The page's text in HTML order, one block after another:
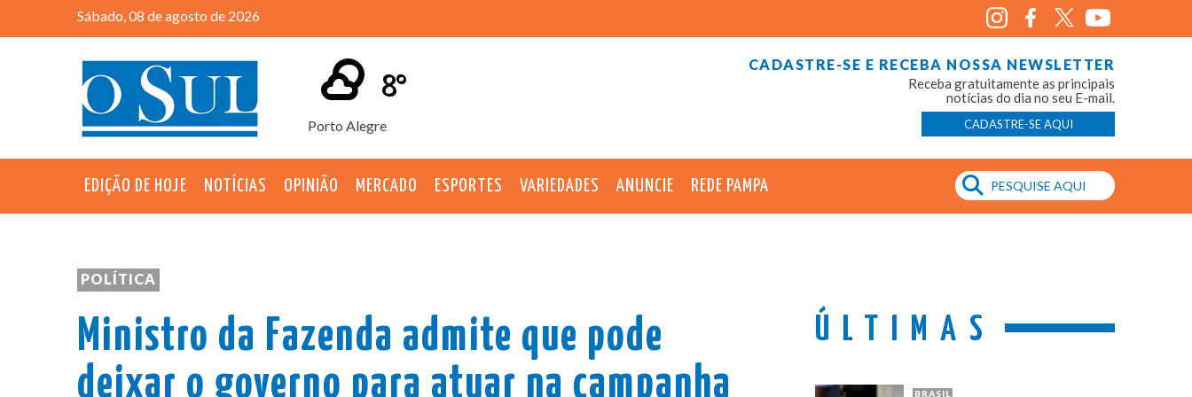
Sábado, 08 de agosto de 2026
Porto Alegre
8°
CADASTRE-SE E RECEBA NOSSA NEWSLETTER
Receba gratuitamente as principais
notícias do dia no seu E-mail.
CADASTRE-SE AQUI
EDIÇÃO DE HOJE NOTÍCIAS OPINIÃO MERCADO ESPORTES VARIEDADES ANUNCIE REDE PAMPA
POLÍTICA
Ministro da Fazenda admite que pode
deixar o governo para atuar na campanha
ÚLTIMAS
BRASIL